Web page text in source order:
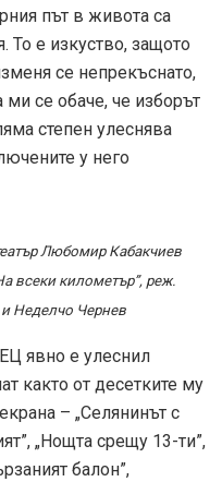
път в живота са
То е изкуство, защото
се непрекъснато,
се обаче, че изборът
степен улеснява
у него
Любомир Кабакчиев
всеки километър”, реж.
Неделчо Чернев
явно е улеснил
както от десетките му
– „Селянинът с
„Нощта срещу 13-ти”,
балон”,